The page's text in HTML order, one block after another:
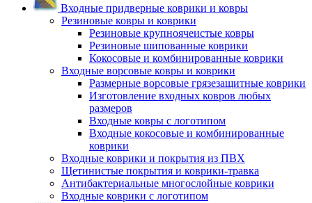
Входные придверные коврики и ковры
Резиновые ковры и коврики
Резиновые крупноячеистые ковры
Резиновые шипованные коврики
Кокосовые и комбинированные коврики
Входные ворсовые ковры и коврики
Размерные ворсовые грязезащитные коврики
Изготовление входных ковров любых
размеров
Входные ковры с логотипом
Входные кокосовые и комбинированные
коврики
Входные коврики и покрытия из ПВХ
Щетинистые покрытия и коврики-травка
Антибактериальные многослойные коврики
Входные коврики с логотипом